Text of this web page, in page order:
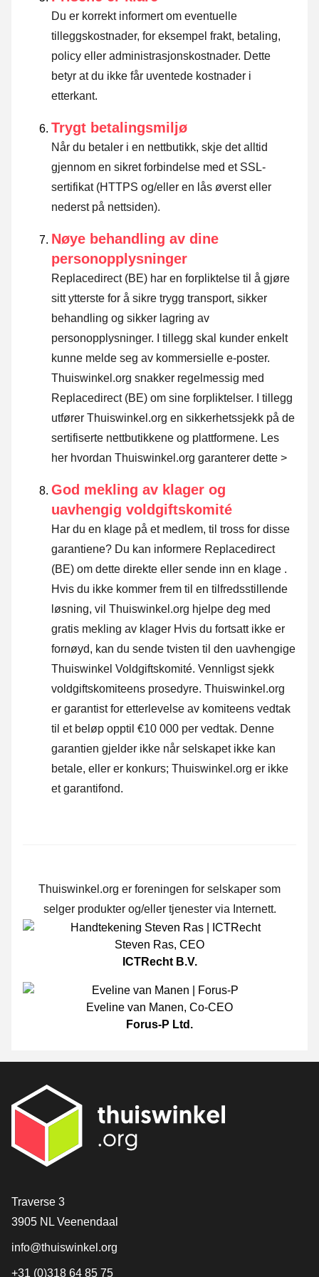
Du er korrekt informert om eventuelle
tilleggskostnader, for eksempel frakt, betaling,
policy eller administrasjonskostnader. Dette
betyr at du ikke får uventede kostnader i
etterkant.
Trygt betalingsmiljø
Når du betaler i en nettbutikk, skje det alltid
gjennom en sikret forbindelse med et SSL-
sertifikat (HTTPS og/eller en lås øverst eller
nederst på nettsiden).
Nøye behandling av dine
personopplysninger
Replacedirect (BE) har en forpliktelse til å gjøre
sitt ytterste for å sikre trygg transport, sikker
behandling og sikker lagring av
personopplysninger. I tillegg skal kunder enkelt
kunne melde seg av kommersielle e-poster.
Thuiswinkel.org snakker regelmessig med
Replacedirect (BE) om sine forpliktelser. I tillegg
utfører Thuiswinkel.org en sikkerhetssjekk på de
sertifiserte nettbutikkene og plattformene. Les
her hvordan Thuiswinkel.org garanterer dette >
God mekling av klager og
uavhengig voldgiftskomité
Har du en klage på et medlem, til tross for disse
garantiene? Du kan informere Replacedirect
(BE) om dette direkte eller sende inn en klage .
Hvis du ikke kommer frem til en tilfredsstillende
løsning, vil Thuiswinkel.org hjelpe deg med
gratis mekling av klager Hvis du fortsatt ikke er
fornøyd, kan du sende tvisten til den uavhengige
Thuiswinkel Voldgiftskomité. Vennligst sjekk
voldgiftskomiteens prosedyre. Thuiswinkel.org
er garantist for etterlevelse av komiteens vedtak
til et beløp opptil €10 000 per vedtak. Denne
garantien gjelder ikke når selskapet ikke kan
betale, eller er konkurs; Thuiswinkel.org er ikke
et garantifond.
Thuiswinkel.org er foreningen for selskaper som
selger produkter og/eller tjenester via Internett.
Steven Ras, CEO
ICTRecht B.V.
Eveline van Manen, Co-CEO
Forus-P Ltd.
[_General:Contact]
Traverse 3
3905 NL Veenendaal
info@thuiswinkel.org
+31 (0)318 64 85 75